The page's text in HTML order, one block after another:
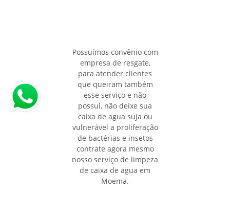
Possuímos convênio com
empresa de resgate,
para atender clientes
que queiram também
esse serviço e não
possui, não deixe sua
caixa de agua suja ou
vulnerável a proliferação
de bactérias e insetos
contrate agora mesmo
nosso serviço de limpeza
de caixa de agua em
Moema.